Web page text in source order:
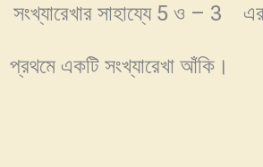
সাহায্যে 5 ও – 3 এর
একটি সংখ্যারেখা আঁকি।